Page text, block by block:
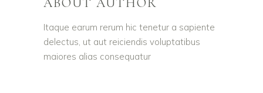
Itaque earum rerum hic tenetur a sapiente
delectus, ut aut reiciendis voluptatibus
maiores alias consequatur